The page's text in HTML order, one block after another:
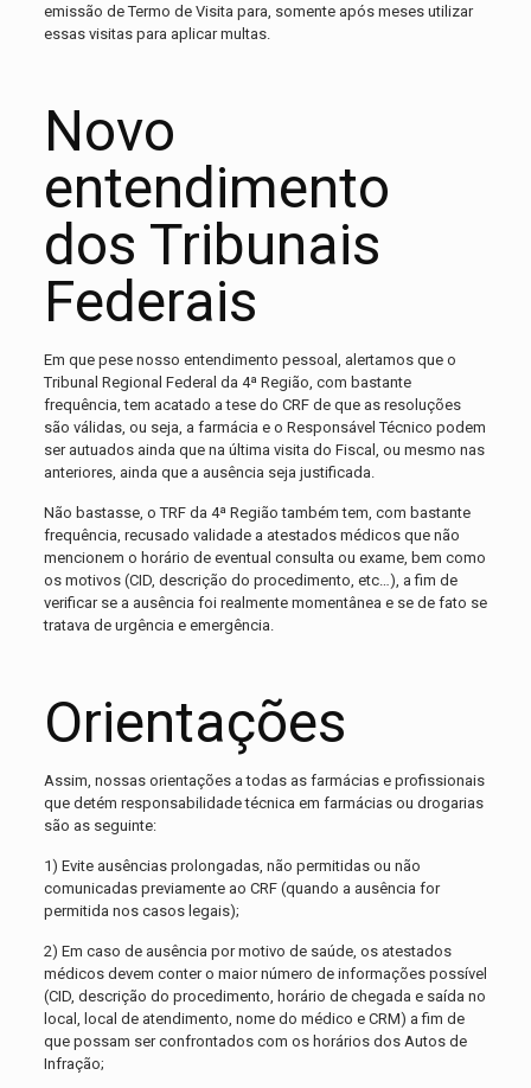
emissão de Termo de Visita para, somente após meses utilizar
essas visitas para aplicar multas.
Novo
entendimento
dos Tribunais
Federais
Em que pese nosso entendimento pessoal, alertamos que o
Tribunal Regional Federal da 4ª Região, com bastante
frequência, tem acatado a tese do CRF de que as resoluções
são válidas, ou seja, a farmácia e o Responsável Técnico podem
ser autuados ainda que na última visita do Fiscal, ou mesmo nas
anteriores, ainda que a ausência seja justificada.
Não bastasse, o TRF da 4ª Região também tem, com bastante
frequência, recusado validade a atestados médicos que não
mencionem o horário de eventual consulta ou exame, bem como
os motivos (CID, descrição do procedimento, etc…), a fim de
verificar se a ausência foi realmente momentânea e se de fato se
tratava de urgência e emergência.
Orientações
Assim, nossas orientações a todas as farmácias e profissionais
que detém responsabilidade técnica em farmácias ou drogarias
são as seguinte:
1) Evite ausências prolongadas, não permitidas ou não
comunicadas previamente ao CRF (quando a ausência for
permitida nos casos legais);
2) Em caso de ausência por motivo de saúde, os atestados
médicos devem conter o maior número de informações possível
(CID, descrição do procedimento, horário de chegada e saída no
local, local de atendimento, nome do médico e CRM) a fim de
que possam ser confrontados com os horários dos Autos de
Infração;